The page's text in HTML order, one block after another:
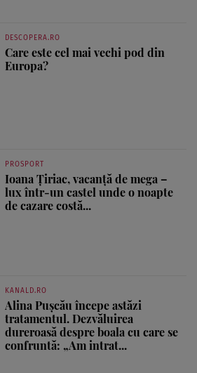
DESCOPERA.RO
Care este cel mai vechi pod din
Europa?
PROSPORT
Ioana Țiriac, vacanță de mega –
lux într-un castel unde o noapte
de cazare costă...
KANALD.RO
Alina Pușcău începe astăzi
tratamentul. Dezvăluirea
dureroasă despre boala cu care se
confruntă: „Am intrat...